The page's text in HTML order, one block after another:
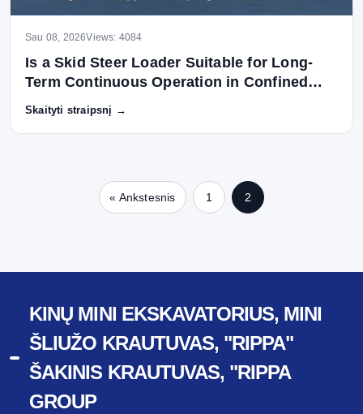
Sau 08, 2026Views: 4084
Is a Skid Steer Loader Suitable for Long-
Term Continuous Operation in Confined
Job Sites?
Skaityti straipsnį →
« Ankstesnis 1 2
KINŲ MINI EKSKAVATORIUS, MINI
ŠLIUŽO KRAUTUVAS, "RIPPA"
ŠAKINIS KRAUTUVAS, "RIPPA
GROUP